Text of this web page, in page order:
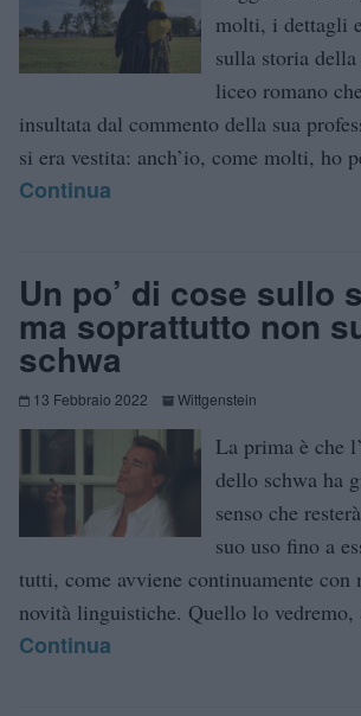
molti, i dettagli
sulla storia
liceo romano
insultata dal commento della sua
si era vestita: anch’io, come molti, ho
Continua
Un po’ di cose sullo
ma soprattutto non
schwa
13 Febbraio 2022 Wittgenstein
La prima è che
dello schwa ha
senso che
suo uso fino a
tutti, come avviene continuamente
novità linguistiche. Quello lo vedremo,
Continua